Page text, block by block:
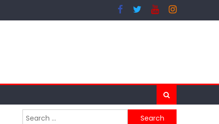
Search